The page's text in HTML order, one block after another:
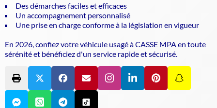
Des démarches faciles et efficaces
Un accompagnement personnalisé
Une prise en charge conforme à la législation en vigueur
En 2026, confiez votre véhicule usagé à CASSE MPA en toute
sérénité et bénéficiez d'un service rapide et sécurisé.